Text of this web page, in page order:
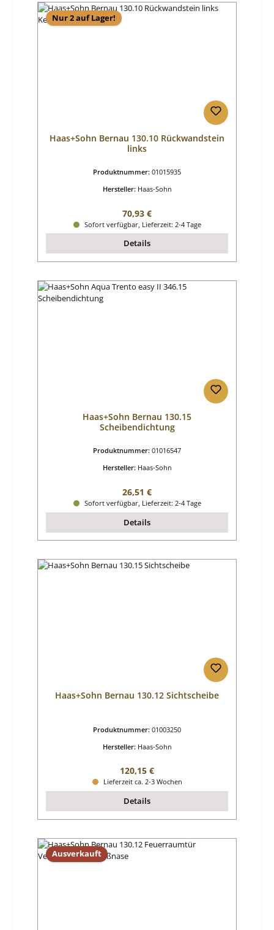
Nur 2 auf Lager!
Haas+Sohn Bernau 130.10 Rückwandstein
links
Produktnummer: 01015935
Hersteller: Haas-Sohn
Regulärer Preis:
70,93 €
Sofort verfügbar, Lieferzeit: 2-4 Tage
Details
Haas+Sohn Bernau 130.15
Scheibendichtung
Produktnummer: 01016547
Hersteller: Haas-Sohn
Regulärer Preis:
26,51 €
Sofort verfügbar, Lieferzeit: 2-4 Tage
Details
Haas+Sohn Bernau 130.12 Sichtscheibe
Produktnummer: 01003250
Hersteller: Haas-Sohn
Regulärer Preis:
120,15 €
Lieferzeit ca. 2-3 Wochen
Details
Ausverkauft